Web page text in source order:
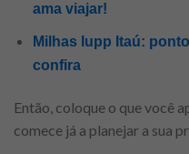
ama viajar!
Milhas Iupp Itaú:
confira
Então, coloque o que você
comece já a planejar a sua